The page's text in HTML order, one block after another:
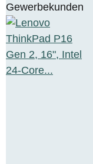
Gewerbekunden